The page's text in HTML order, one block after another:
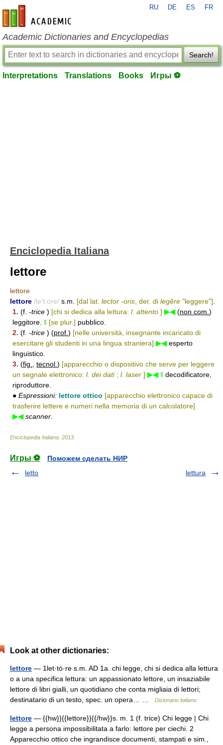
en-academic.com
RU DE ES FR
Academic Dictionaries and Encyclopedias
Search!
Interpretations Translations Books Игры ⚽
Enciclopedia Italiana
lettore
lettore
lettore /le't:ore/ s.m. [dal lat. lector -oris , der. di legĕre "leggere"]
1. (f. -trice ) [chi si dedica alla lettura: l. attento ] ▶◀(non com. )
leggitore. ‖ [se plur.] pubblico.
2. (f. -trice ) (prof. ) [nelle università, insegnante incaricato di
esercitare gli studenti in una lingua straniera] ▶◀esperto
linguistico.
3. (fig. tecnol. ) [apparecchio o dispositivo che serve per leggere
un segnale elettronico: l. dei dati; l. laser ] ▶◀ ‖ decodificatore,
riproduttore.
● Espressioni: lettore ottico [apparecchio elettronico capace di
trasferire lettere e numeri nella memoria di un calcolatore]
▶◀ scanner
Enciclopedia Italiana 2013
Игры ⚽
Поможем сделать НИР
letto
lettura
Look at other dictionaries:
lettore — 1let·tó·re s.m. AD 1a. chi legge, chi si dedica alla lettura
o a una specifica lettura: un appassionato lettore, un insaziabile
lettore di libri gialli, un quotidiano che conta migliaia di lettori;
destinatario di un testo, spec. un opera… …
Dizionario italiano
lettore — {{hw}}{{lettore}}{{/hw}}s. m. 1 (f. trice) Chi legge | Chi
legge a persona impossibilitata a farlo: lettore per ciechi. 2
Apparecchio ottico che ingrandisce documenti, stampati e sim.,